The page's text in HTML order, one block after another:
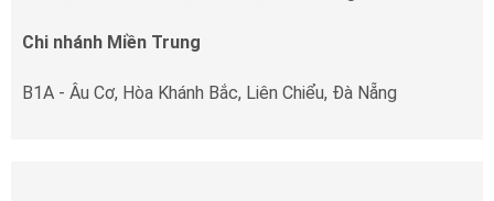
Chi nhánh Miền Trung
B1A - Âu Cơ, Hòa Khánh Bắc, Liên Chiểu, Đà Nẵng